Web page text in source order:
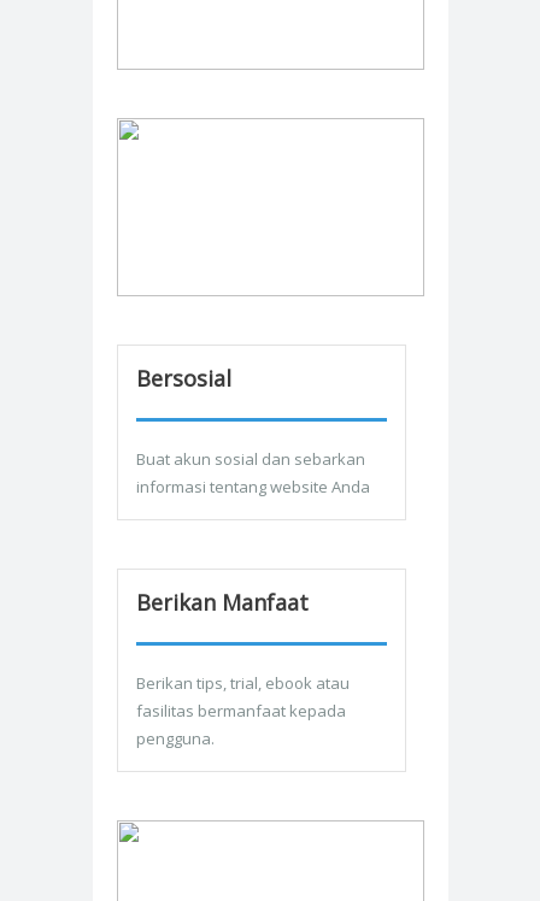
Bersosial
Buat akun sosial dan sebarkan
informasi tentang website Anda
Berikan Manfaat
Berikan tips, trial, ebook atau
fasilitas bermanfaat kepada
pengguna.